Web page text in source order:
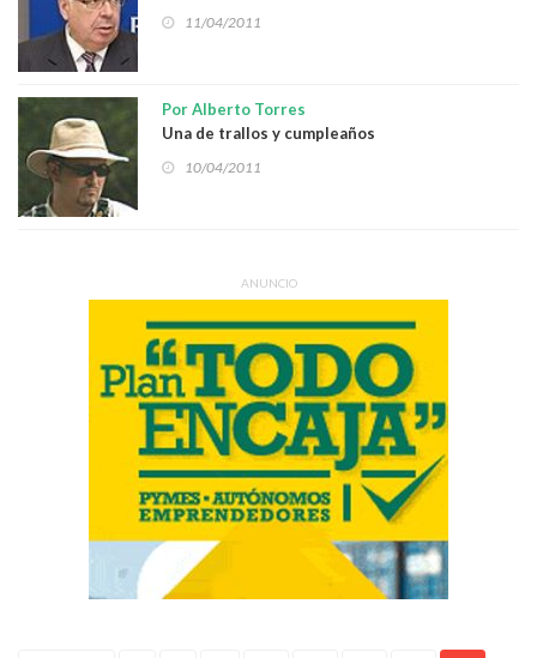
Universidad de Oviedo
11/04/2011
Por Alberto Torres
Una de trallos y cumpleaños
10/04/2011
ANUNCIO